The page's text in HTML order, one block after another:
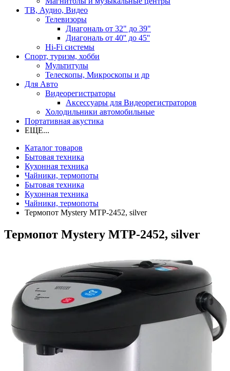
ТВ, Аудио, Видео
Телевизоры
Диагональ от 32" до 39"
Диагональ от 40'' до 45''
Hi-Fi системы
Спорт, туризм, хобби
Мультитулы
Телескопы, Микроскопы и др
Для Авто
Видеорегистраторы
Аксессуары для Видеорегистраторов
Холодильники автомобильные
Портативная акустика
ЕЩЕ...
Каталог товаров
Бытовая техника
Кухонная техника
Чайники, термопоты
Бытовая техника
Кухонная техника
Чайники, термопоты
Термопот Mystery MTP-2452, silver
Термопот Mystery MTP-2452, silver